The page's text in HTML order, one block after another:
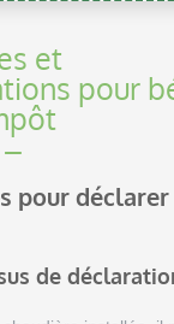
et
pour
pour
de